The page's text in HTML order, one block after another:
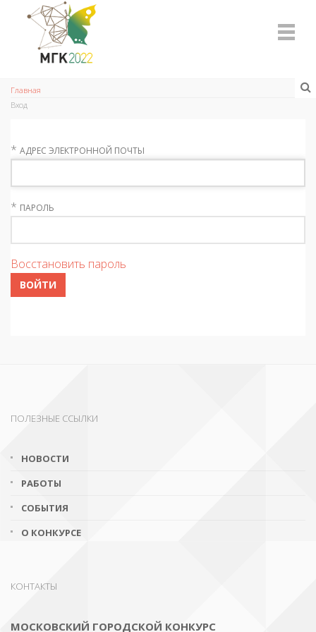
Главная
Вход
* АДРЕС ЭЛЕКТРОННОЙ ПОЧТЫ
* ПАРОЛЬ
Восстановить пароль
ВОЙТИ
ПОЛЕЗНЫЕ ССЫЛКИ
НОВОСТИ
РАБОТЫ
СОБЫТИЯ
О КОНКУРСЕ
КОНТАКТЫ
МОСКОВСКИЙ ГОРОДСКОЙ КОНКУРС